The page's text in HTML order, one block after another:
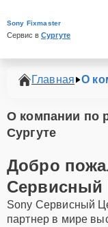
Sony Fixmaster
Сервис в Сургуте
Главная О
О компании по
Сургуте
Добро
Сервисный
Sony Сервисный
партнер в мире